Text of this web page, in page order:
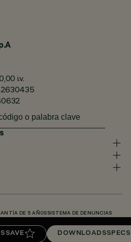
SAVE DOWNLOADSSPECS
i.v.
DE 5 AÑOS SISTEMA DE DENUNCIAS
DOWNLOADS